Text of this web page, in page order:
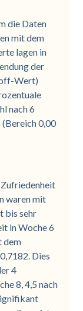
die Daten
mit dem
lagen in
der
Wert)
nach 6
(Bereich 0,00
waren mit
bis sehr
in Woche 6
dem
Dies
4
8, 4,5 nach